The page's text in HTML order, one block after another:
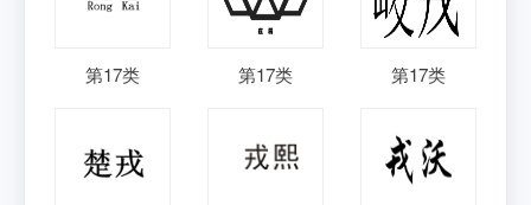
第17类 第17类 第17类